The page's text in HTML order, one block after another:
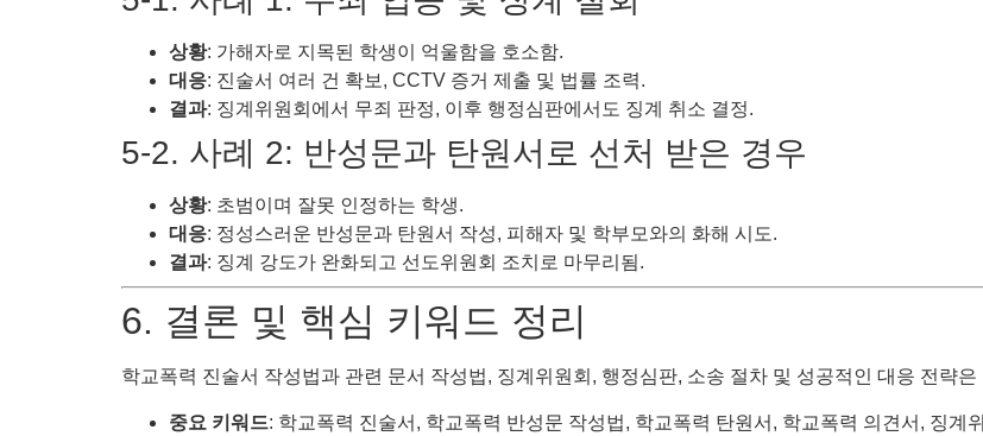
상황: 가해자로 지목된 학생이 억울함을 호소함.
대응: 진술서 여러 건 확보, CCTV 증거 제출 및 법률 조력.
결과: 징계위원회에서 무죄 판정, 이후 행정심판에서도 징계 취소 결정.
5-2. 사례 2: 반성문과 탄원서로 선처 받은 경우
상황: 초범이며 잘못 인정하는 학생.
대응: 정성스러운 반성문과 탄원서 작성, 피해자 및 학부모와의 화해 시도.
결과: 징계 강도가 완화되고 선도위원회 조치로 마무리됨.
6. 결론 및 핵심 키워드 정리
학교폭력 진술서 작성법과 관련 문서 작성법, 징계위원회, 행정심판, 소송 절차 및 성공적인 대응 전략
중요 키워드: 학교폭력 진술서, 학교폭력 반성문 작성법, 학교폭력 탄원서, 학교폭력 의견서, 징계